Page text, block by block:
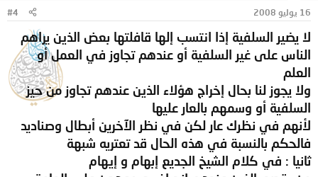
16 يوليو 2008 #4
لا يضير السلفية إذا انتسب إلها قافلتها بعض الذين يراهم
الناس على غير السلفية أو عندهم تجاوز في العمل أو
العلم
ولا يجوز لنا بحال إخراج هؤلاء الذين عندهم تجاوز من حيز
السلفية أو وسمهم بالعار عليها
لأنهم في نظرك عار لكن في نظر الآخرين أبطال وصناديد
فالحكم بالنسبة في هذه الحال قد تعتريه شبهة
ثانيا : في كلام الشيخ الجديع إبهام و إيهام